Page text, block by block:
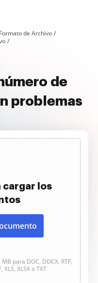
de Archivo
de
problemas
cargar los
para DOC, DOCX, RTF,
XLS, XLSX o TXT